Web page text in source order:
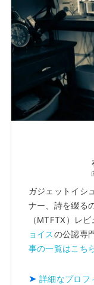
ガジェットイシ
ナー、詩を綴る
（MTFTX）レ
ョイスの公認専
事の一覧はこちら
詳細なプロフ